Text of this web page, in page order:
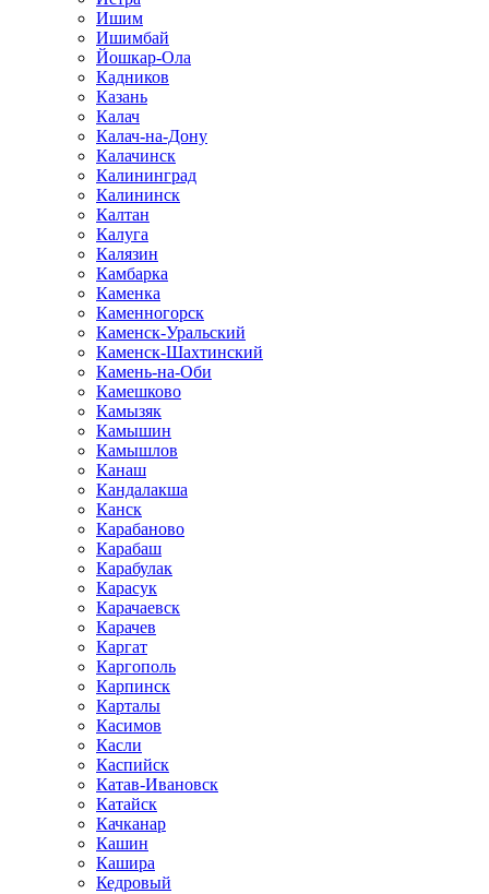
Ишим
Ишимбай
Йошкар-Ола
Кадников
Казань
Калач
Калач-на-Дону
Калачинск
Калининград
Калининск
Калтан
Калуга
Калязин
Камбарка
Каменка
Каменногорск
Каменск-Уральский
Каменск-Шахтинский
Камень-на-Оби
Камешково
Камызяк
Камышин
Камышлов
Канаш
Кандалакша
Канск
Карабаново
Карабаш
Карабулак
Карасук
Карачаевск
Карачев
Каргат
Каргополь
Карпинск
Карталы
Касимов
Касли
Каспийск
Катав-Ивановск
Катайск
Качканар
Кашин
Кашира
Кедровый